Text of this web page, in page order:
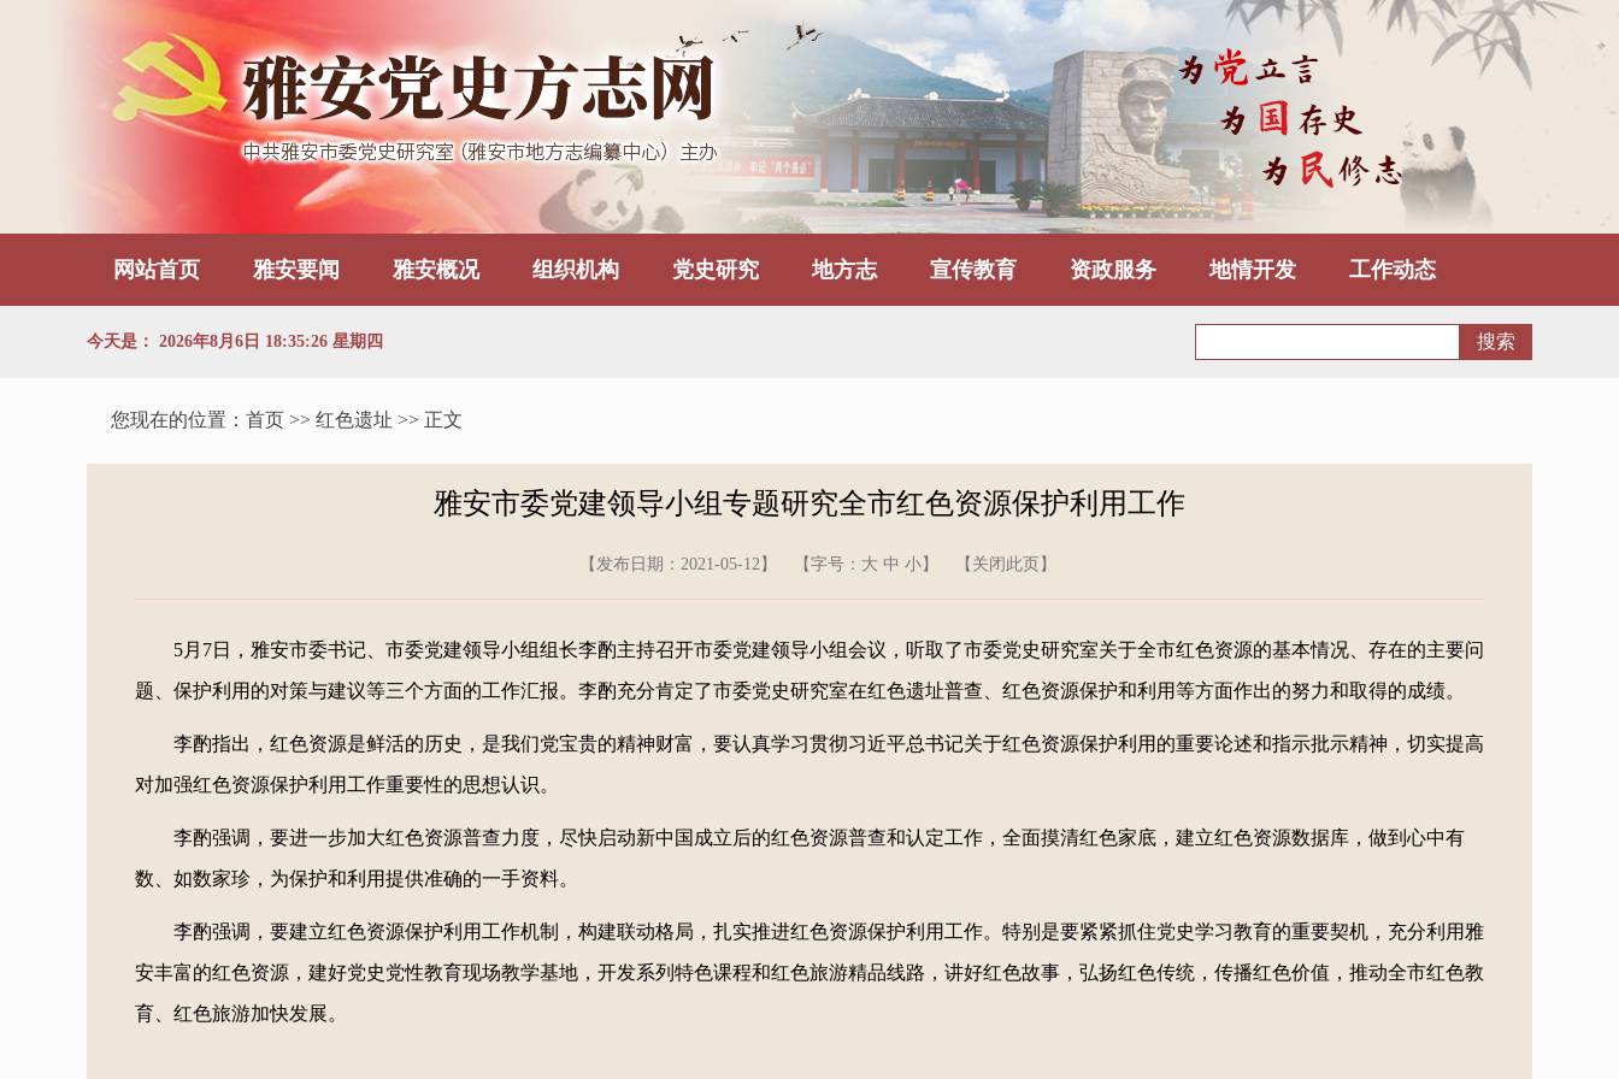
网站首页 雅安要闻 雅安概况 组织机构 党史研究 地方志 宣传教育 资政服务 地情开发 工作动态
今天是： 2026年8月6日 18:35:27 星期四
您现在的位置： 首页 >> 红色遗址 >> 正文
雅安市委党建领导小组专题研究全市红色资源保护利用工作
【发布日期：2021-05-12】 【字号： 大 中 小 】 【 关闭此页 】
5月7日，雅安市委书记、市委党建领导小组组长李酌主持召开市委党建领导小组会议，听取了市委党史研究室关于全市红色资源的基本情况、存在的主要问
题、保护利用的对策与建议等三个方面的工作汇报。李酌充分肯定了市委党史研究室在红色遗址普查、红色资源保护和利用等方面作出的努力和取得的成绩。
李酌指出，红色资源是鲜活的历史，是我们党宝贵的精神财富，要认真学习贯彻习近平总书记关于红色资源保护利用的重要论述和指示批示精神，切实提高
对加强红色资源保护利用工作重要性的思想认识。
李酌强调，要进一步加大红色资源普查力度，尽快启动新中国成立后的红色资源普查和认定工作，全面摸清红色家底，建立红色资源数据库，做到心中有
数、如数家珍，为保护和利用提供准确的一手资料。
李酌强调，要建立红色资源保护利用工作机制，构建联动格局，扎实推进红色资源保护利用工作。特别是要紧紧抓住党史学习教育的重要契机，充分利用雅
安丰富的红色资源，建好党史党性教育现场教学基地，开发系列特色课程和红色旅游精品线路，讲好红色故事，弘扬红色传统，传播红色价值，推动全市红色教
育、红色旅游加快发展。